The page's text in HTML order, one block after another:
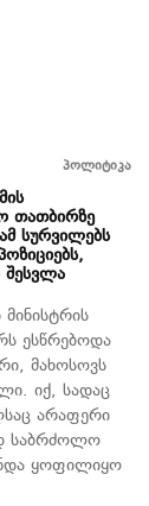
პოლიტიკა
თათბირზე
სურვილებს
შესვლა
ესწრებოდა
მახოსოვს
იქ, სადაც
არაფერი
საბრძოლო
ყოფილიყო